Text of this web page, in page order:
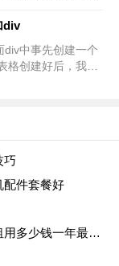
div
div中事先创建一个
格创建好后，我们
巧
配件套餐好
便宜的海外服务器租用多少钱，服务器租用多少钱一年最便宜